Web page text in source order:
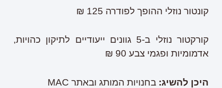
קונטור נוזלי ההופך לפודרה 125 ₪
קורקטור נוזלי ב-5 גוונים ייעודיים לתיקון כהויות,
אדמומיות ופגמי צבע 90 ₪
היכן להשיג: בחנויות המותג ובאתר MAC